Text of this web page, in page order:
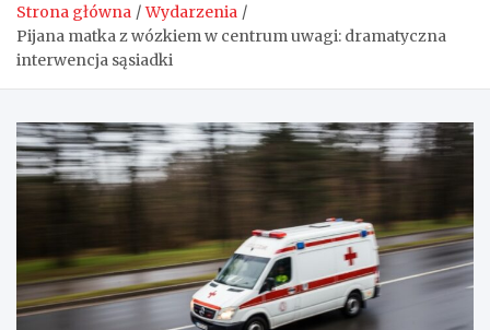
Strona główna
Wydarzenia
Pijana matka z wózkiem w centrum uwagi: dramatyczna
interwencja sąsiadki